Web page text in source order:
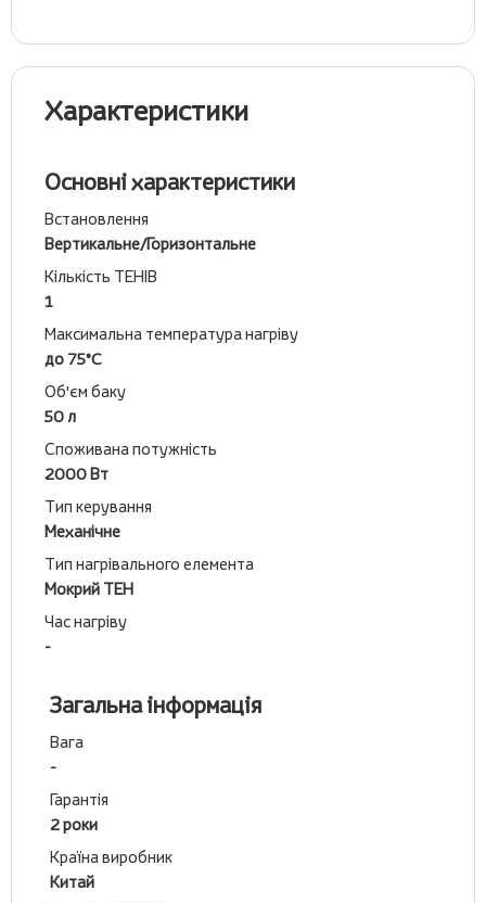
Характеристики
Основні характеристики
Встановлення
Вертикальне/Горизонтальне
Кількість ТЕНІВ
1
Максимальна температура нагріву
до 75°C
Об'єм баку
50 л
Споживана потужність
2000 Вт
Тип керування
Механічне
Тип нагрівального елемента
Мокрий ТЕН
Час нагріву
-
Загальна інформація
Вага
-
Гарантія
2 роки
Країна виробник
Китай